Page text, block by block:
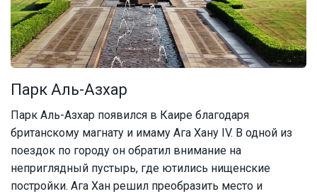
Парк Аль-Азхар
Парк Аль-Азхар появился в Каире благодаря
британскому магнату и имаму Ага Хану IV. В одной из
поездок по городу он обратил внимание на
неприглядный пустырь, где ютились нищенские
постройки. Ага Хан решил преобразить место и